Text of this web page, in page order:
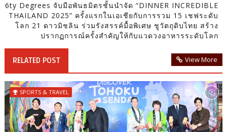
6ty Degrees จับมือพันธมิตรชั้นนำจัด “DINNER INCREDIBLE
THAILAND 2025” ครั้งแรกในเอเชียกับการรวม 15 เชฟระดับ
โลก 21 ดาวมิชลิน ร่วมรังสรรค์มื้อพิเศษ ชูวัตถุดิบไทย สร้าง
ปรากฏการณ์ครั้งสำคัญให้กับแวดวงอาหารระดับโลก
RELATED POST View More
SPORTS & TRAVEL